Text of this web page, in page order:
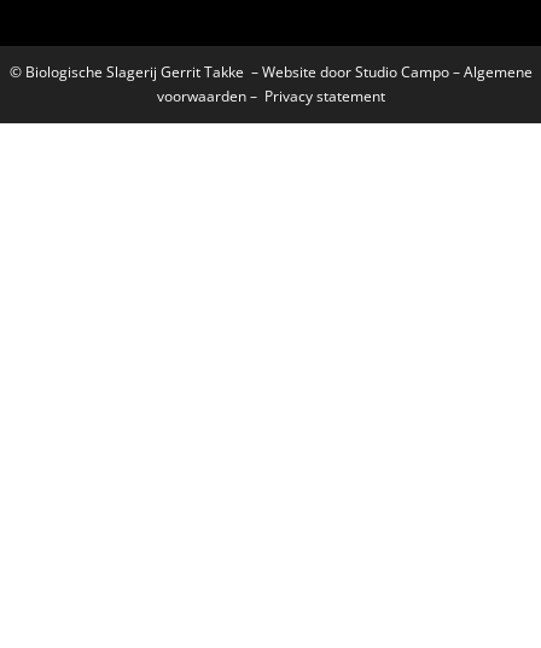
© Biologische Slagerij Gerrit Takke – Website doorStudio Campo–Algemene
voorwaarden– Privacy statement